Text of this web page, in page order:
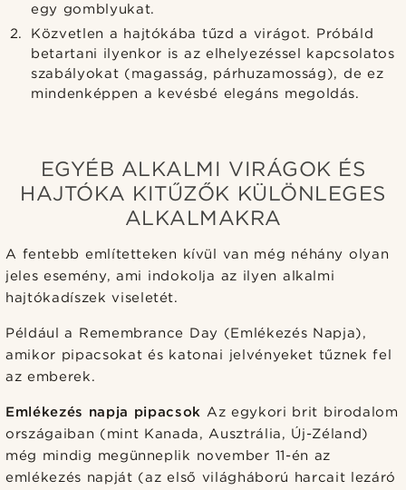
egy gomblyukat.
Közvetlen a hajtókába tűzd a virágot. Próbáld
betartani ilyenkor is az elhelyezéssel kapcsolatos
szabályokat (magasság, párhuzamosság), de ez
mindenképpen a kevésbé elegáns megoldás.
EGYÉB ALKALMI VIRÁGOK ÉS
HAJTÓKA KITŰZŐK KÜLÖNLEGES
ALKALMAKRA
A fentebb említetteken kívül van még néhány olyan
jeles esemény, ami indokolja az ilyen alkalmi
hajtókadíszek viseletét.
Például a Remembrance Day (Emlékezés Napja),
amikor pipacsokat és katonai jelvényeket tűznek fel
az emberek.
Emlékezés napja pipacsok Az egykori brit birodalom
országaiban (mint Kanada, Ausztrália, Új-Zéland)
még mindig megünneplik november 11-én az
emlékezés napját (az első világháború harcait lezáró